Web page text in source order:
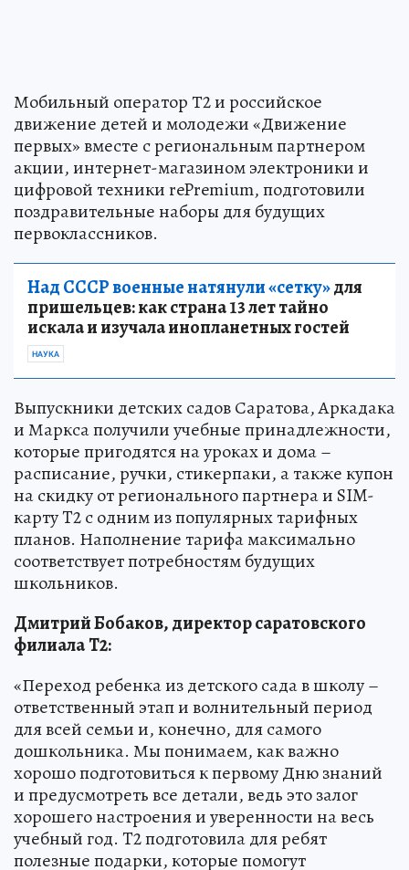
Мобильный оператор Т2 и российское
движение детей и молодежи «Движение
первых» вместе с региональным партнером
акции, интернет-магазином электроники и
цифровой техники rePremium, подготовили
поздравительные наборы для будущих
первоклассников.
Над СССР военные натянули «сетку»для
пришельцев: как страна 13 лет тайно
искала и изучала инопланетных гостей
НАУКА
Выпускники детских садов Саратова, Аркадака
и Маркса получили учебные принадлежности,
которые пригодятся на уроках и дома –
расписание, ручки, стикерпаки, а также купон
на скидку от регионального партнера и SIM-
карту T2 с одним из популярных тарифных
планов. Наполнение тарифа максимально
соответствует потребностям будущих
школьников.
Дмитрий Бобаков, директор саратовского
филиалаT2:
«Переход ребенка из детского сада в школу –
ответственный этап и волнительный период
для всей семьи и, конечно, для самого
дошкольника. Мы понимаем, как важно
хорошо подготовиться к первому Дню знаний
и предусмотреть все детали, ведь это залог
хорошего настроения и уверенности на весь
учебный год. T2 подготовила для ребят
полезные подарки, которые помогут